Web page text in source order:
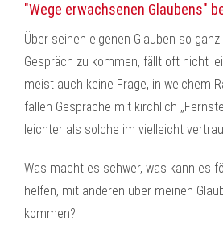
"Wege erwachsenen Glaubens"
Über seinen eigenen Glauben so
Gespräch zu kommen, fällt oft nicht
meist auch keine Frage, in welchem
fallen Gespräche mit kirchlich
leichter als solche im vielleicht
Was macht es schwer, was kann es
helfen, mit anderen über meinen
kommen?